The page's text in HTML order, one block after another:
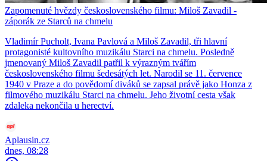
Zapomenuté hvězdy československého filmu: Miloš Zavadil -
záporák ze Starců na chmelu
Vladimír Pucholt, Ivana Pavlová a Miloš Zavadil, tři hlavní
protagonisté kultovního muzikálu Starci na chmelu. Posledně
jmenovaný Miloš Zavadil patřil k výrazným tvářím
československého filmu šedesátých let. Narodil se 11. července
1940 v Praze a do povědomí diváků se zapsal právě jako Honza z
filmového muzikálu Starci na chmelu. Jeho životní cesta však
zdaleka nekončila u herectví.
Aplausin.cz
dnes, 08:28